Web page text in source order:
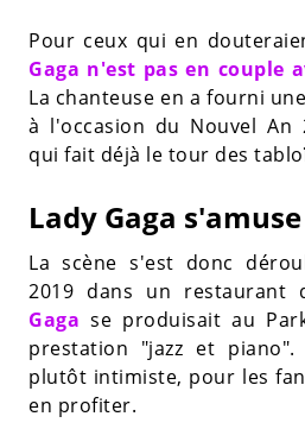
Pour ceux qui en
Gaga n'est pas en couple
La chanteuse en a fourni
à l'occasion du Nouvel An
qui fait déjà le tour des
Lady Gaga
La scène s'est donc
2019 dans un restaurant
Gaga se produisait au
prestation "jazz et
plutôt intimiste, pour les
en profiter.